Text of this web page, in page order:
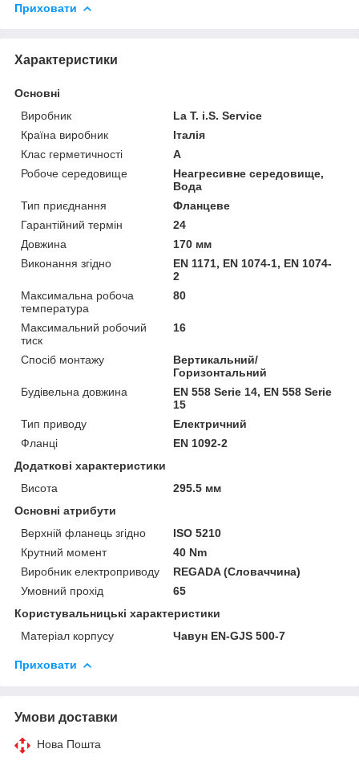
Приховати
Характеристики
Основні
Виробник
La T. i.S. Service
Країна виробник
Італія
Клас герметичності
А
Робоче середовище
Неагресивне середовище,
Вода
Тип приєднання
Фланцеве
Гарантійний термін
24
Довжина
170 мм
Виконання згідно
EN 1171, EN 1074-1, EN 1074-
2
Максимальна робоча
температура
80
Максимальний робочий
тиск
16
Спосіб монтажу
Вертикальний/
Горизонтальний
Будівельна довжина
EN 558 Serie 14, EN 558 Serie
15
Тип приводу
Електричний
Фланці
EN 1092-2
Додаткові характеристики
Висота
295.5 мм
Основні атрибути
Верхній фланець згідно
ISO 5210
Крутний момент
40 Nm
Виробник електроприводу
REGADA (Словаччина)
Умовний прохід
65
Користувальницькі характеристики
Матеріал корпусу
Чавун EN-GJS 500-7
Приховати
Умови доставки
Нова Пошта